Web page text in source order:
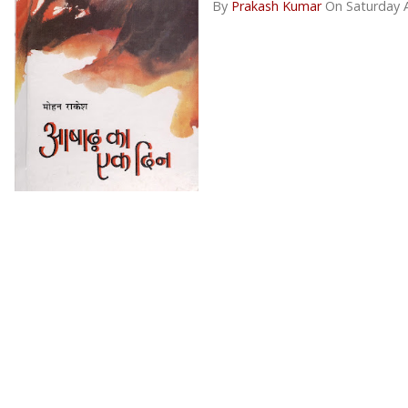
By Prakash KumarOn Saturday